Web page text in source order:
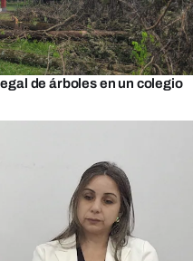
de árboles en un colegio